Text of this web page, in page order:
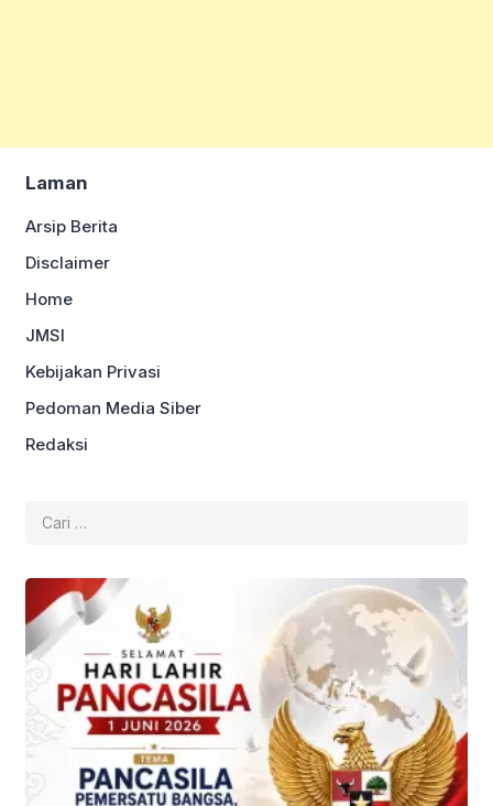
Laman
Arsip Berita
Disclaimer
Home
JMSI
Kebijakan Privasi
Pedoman Media Siber
Redaksi
untuk: